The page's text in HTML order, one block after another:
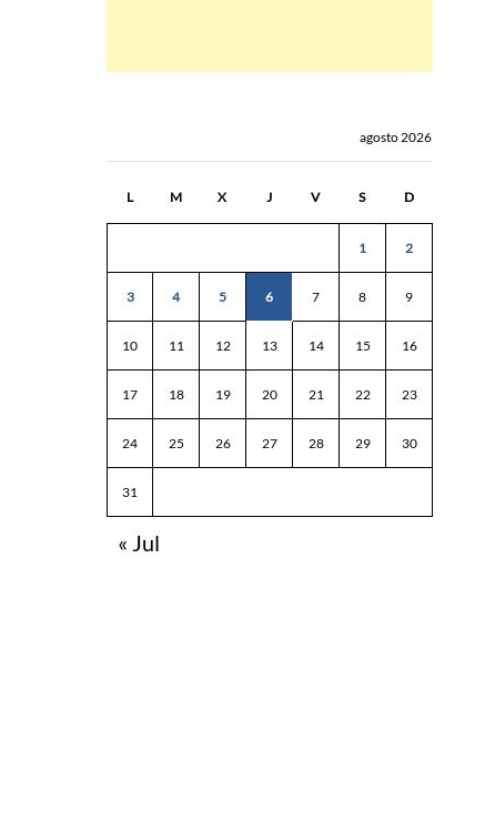
agosto 2026
L M X J V S D
1 2
3 4 5 6 7 8 9
10 11 12 13 14 15 16
17 18 19 20 21 22 23
24 25 26 27 28 29 30
31
« Jul